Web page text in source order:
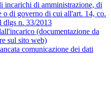
incarichi di amministrazione, di
o di governo di cui all'art. 14, co.
dlgs n. 33/2013
(documentazione da
sul sito web)
comunicazione dei dati